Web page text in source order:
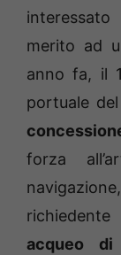
merito ad
anno fa, il
portuale
forza
acqueo